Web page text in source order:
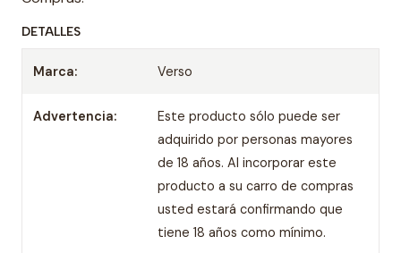
DETALLES
Marca: Verso
Advertencia:
Este producto sólo puede ser
adquirido por personas mayores
de 18 años. Al incorporar este
producto a su carro de compras
usted estará confirmando que
tiene 18 años como mínimo.